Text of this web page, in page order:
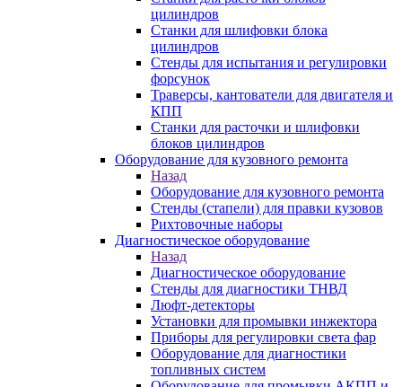
цилиндров
Станки для шлифовки блока
цилиндров
Стенды для испытания и регулировки
форсунок
Траверсы, кантователи для двигателя и
КПП
Станки для расточки и шлифовки
блоков цилиндров
Оборудование для кузовного ремонта
Назад
Оборудование для кузовного ремонта
Стенды (стапели) для правки кузовов
Рихтовочные наборы
Диагностическое оборудование
Назад
Диагностическое оборудование
Стенды для диагностики ТНВД
Люфт-детекторы
Установки для промывки инжектора
Приборы для регулировки света фар
Оборудование для диагностики
топливных систем